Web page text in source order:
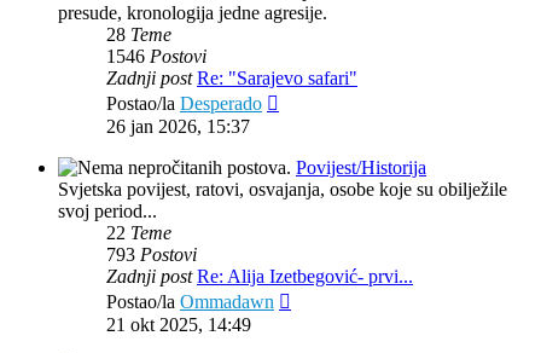
presude, kronologija jedne agresije.
28 Teme
1546 Postovi
Zadnji post Re: "Sarajevo safari"
Postao/la Desperado
26 jan 2026, 15:37
Povijest/Historija
Svjetska povijest, ratovi, osvajanja, osobe koje su obilježile
svoj period...
22 Teme
793 Postovi
Zadnji post Re: Alija Izetbegović- prvi...
Postao/la Ommadawn
21 okt 2025, 14:49